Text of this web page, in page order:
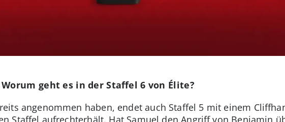
geht es in der Staffel 6 von Élite?
angenommen haben, endet auch Staffel 5 mit einem